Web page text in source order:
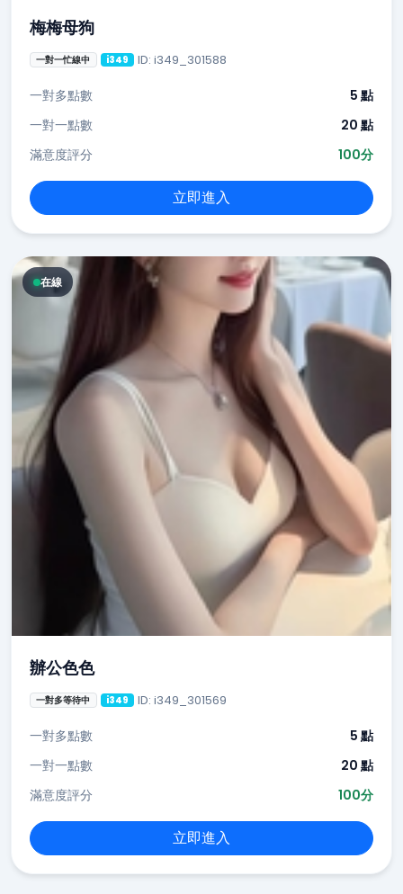
梅梅母狗
一對一忙線中 i349 ID: i349_301588
一對多點數
5 點
一對一點數
20 點
滿意度評分
100分
立即進入
在線
辦公色色
一對多等待中 i349 ID: i349_301569
一對多點數
5 點
一對一點數
20 點
滿意度評分
100分
立即進入